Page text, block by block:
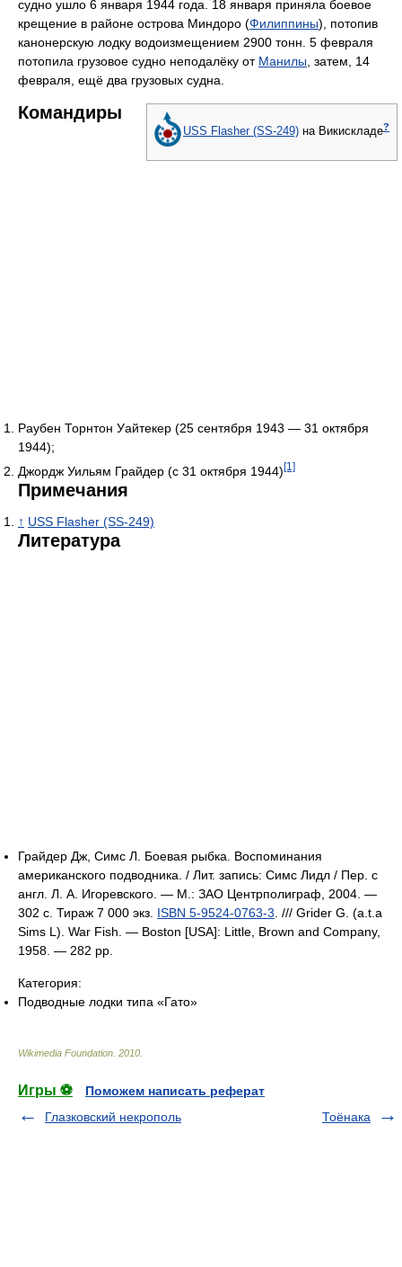
судно ушло 6 января 1944 года. 18 января приняла боевое
крещение в районе острова Миндоро (Филиппины), потопив
канонерскую лодку водоизмещением 2900 тонн. 5 февраля
потопила грузовое судно неподалёку от Манилы, затем, 14
февраля, ещё два грузовых судна.
USS Flasher (SS-249) на Викискладе?
Командиры
Раубен Торнтон Уайтекер (25 сентября 1943 — 31 октября
1944);
Джордж Уильям Грайдер (с 31 октября 1944) [1]
Примечания
↑ USS Flasher (SS-249)
Литература
Грайдер Дж, Симс Л. Боевая рыбка. Воспоминания
американского подводника. / Лит. запись: Симс Лидл / Пер. с
англ. Л. А. Игоревского. — М.: ЗАО Центрполиграф, 2004. —
302 с. Тираж 7 000 экз. ISBN 5-9524-0763-3 . /// Grider G. (a.t.a
Sims L). War Fish. — Boston [USA]: Little, Brown and Company,
1958. — 282 pp.
Категория:
Подводные лодки типа «Гато»
Wikimedia Foundation 2010
Игры ⚽
Поможем написать реферат
Глазковский некрополь
Тоёнака